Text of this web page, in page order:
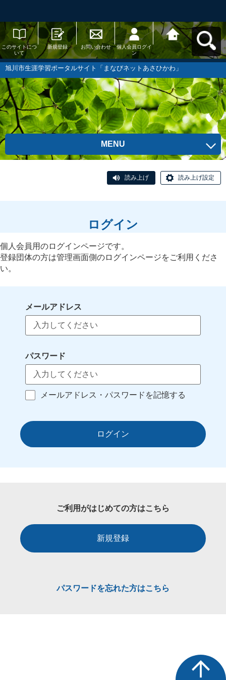
このサイトにつ
いて
新規登録 お問い合わせ
個人会員ログイ
ン
旭川市生涯学習
ポータルサイト
「まなびネット
あさひかわ」へ
戻る
旭川市生涯学習ポータルサイト「まなびネットあさひかわ」
MENU
読み上げ 読み上げ設定
ログイン
個人会員用のログインページです。
登録団体の方は管理画面側のログインページをご利用くださ
い。
メールアドレス
パスワード
メールアドレス・パスワードを記憶する
ログイン
ご利用がはじめての方はこちら
新規登録
パスワードを忘れた方はこちら